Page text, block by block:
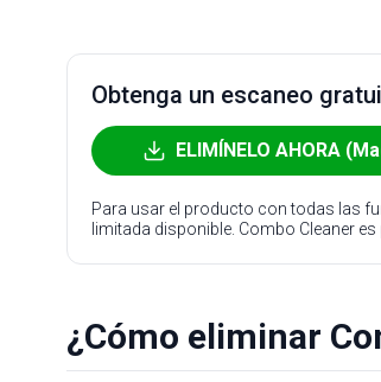
Obtenga un escaneo
ELIMÍNELO AHORA
Para usar el producto con todas las
limitada disponible. Combo Cleaner
¿Cómo eliminar